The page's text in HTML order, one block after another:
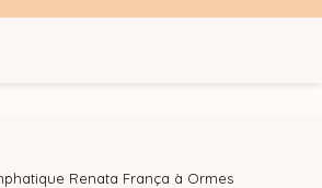
Renata França à Ormes